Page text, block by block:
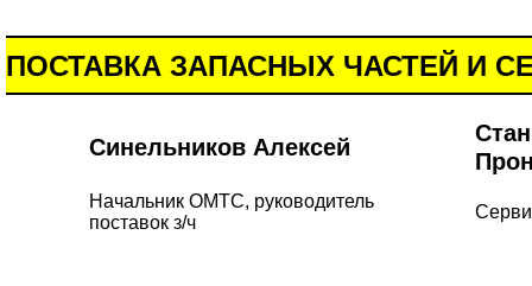
ПОСТАВКА ЗАПАСНЫХ ЧАСТЕЙ И
Синельников Алексей
Начальник ОМТС, руководитель
поставок з/ч